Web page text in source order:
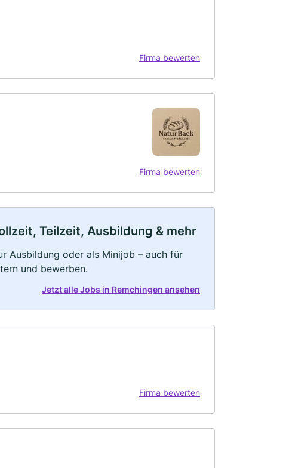
Firma bewerten
Firma bewerten
Teilzeit, Ausbildung & mehr
Ausbildung oder als Minijob – auch für
und bewerben.
Jetzt alle Jobs in Remchingen ansehen
Firma bewerten